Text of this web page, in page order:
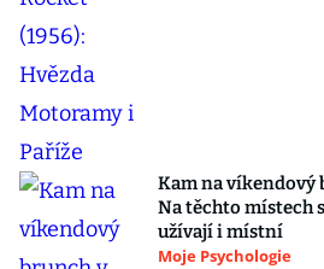
Kam na víkendový
Na těchto místech
užívají i místní
Moje Psychologie